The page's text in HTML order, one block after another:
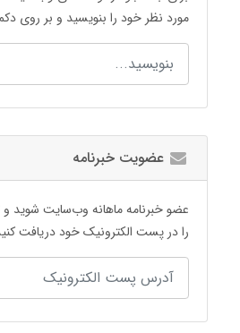
مورد نظر خود را بنویسید و بر روی
عضویت خبرنامه
عضو خبرنامه ماهانه وب‌سایت شوید و
را در پست الکترونیک خود دریافت